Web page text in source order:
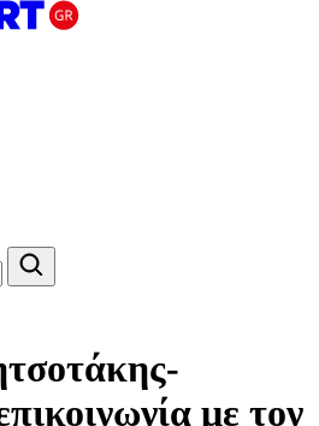
με τον